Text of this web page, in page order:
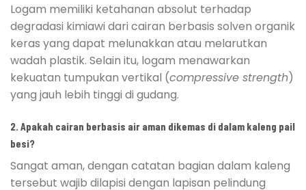
Logam memiliki ketahanan absolut terhadap
degradasi kimiawi dari cairan berbasis solven organik
keras yang dapat melunakkan atau melarutkan
wadah plastik. Selain itu, logam menawarkan
kekuatan tumpukan vertikal (compressive strength)
yang jauh lebih tinggi di gudang.
2. Apakah cairan berbasis air aman dikemas di dalam kaleng pail
besi?
Sangat aman, dengan catatan bagian dalam kaleng
tersebut wajib dilapisi dengan lapisan pelindung